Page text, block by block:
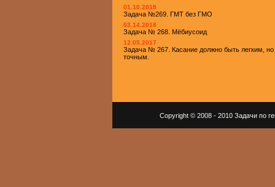
01.10.2019
Задача №269. ГМТ без ГМО
03.14.2018
Задача № 268. Мёбиусоид
12.05.2017
Задача № 267. Касание должно быть легким, но
точным.
Copyright © 2008 - 2010 Задачи по